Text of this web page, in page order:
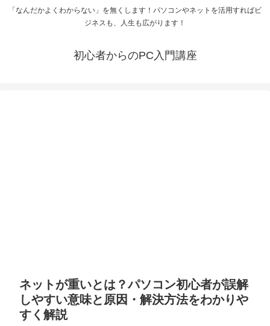
「なんだかよくわからない」を無くします！パソコンやネットを活用すればビ
ジネスも、人生も広がります！
初心者からのPC入門講座
ネットが重いとは？パソコン初心者が誤解
しやすい意味と原因・解決方法をわかりや
すく解説